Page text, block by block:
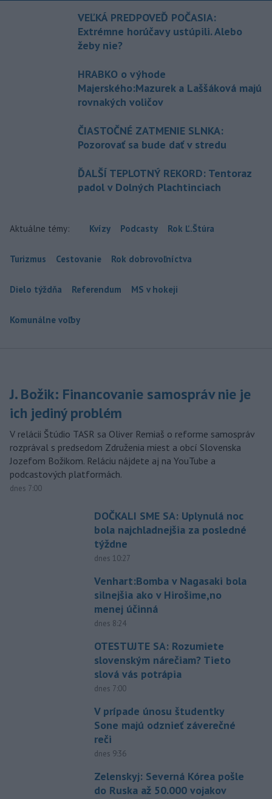
VEĽKÁ PREDPOVEĎ POČASIA:
Extrémne horúčavy ustúpili. Alebo
žeby nie?
HRABKO o výhode
Majerského:Mazurek a Laššáková majú
rovnakých voličov
ČIASTOČNÉ ZATMENIE SLNKA:
Pozorovať sa bude dať v stredu
ĎALŠÍ TEPLOTNÝ REKORD: Tentoraz
padol v Dolných Plachtinciach
Aktuálne témy: Kvízy Podcasty Rok Ľ.Štúra
Turizmus Cestovanie Rok dobrovoľníctva
Dielo týždňa Referendum MS v hokeji
Komunálne voľby
J. Božik: Financovanie samospráv nie je
ich jediný problém
V relácii Štúdio TASR sa Oliver Remiaš o reforme samospráv
rozprával s predsedom Združenia miest a obcí Slovenska
Jozefom Božikom. Reláciu nájdete aj na YouTube a
podcastových platformách.
dnes 7:00
DOČKALI SME SA: Uplynulá noc
bola najchladnejšia za posledné
týždne
dnes 10:27
Venhart:Bomba v Nagasaki bola
silnejšia ako v Hirošime,no
menej účinná
dnes 8:24
OTESTUJTE SA: Rozumiete
slovenským nárečiam? Tieto
slová vás potrápia
dnes 7:00
V prípade únosu študentky
Sone majú odznieť záverečné
reči
dnes 9:36
Zelenskyj: Severná Kórea pošle
do Ruska až 50.000 vojakov